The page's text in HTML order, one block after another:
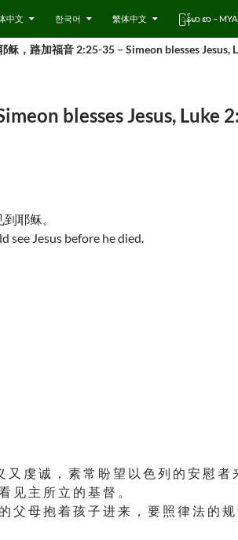
中文 한국어 繁体中文 ြန်မာ စာ –
稣，路加福音 2:25-35 – Simeon blesses Jesus,
blesses Jesus, Luke
耶稣。
see Jesus before he died.
虔 诚 ， 素 常 盼 望 以 色 列 的 安 慰 者
见 主 所 立 的 基 督 。
父 母 抱 着 孩 子 进 来 ， 要 照 律 法 的 规